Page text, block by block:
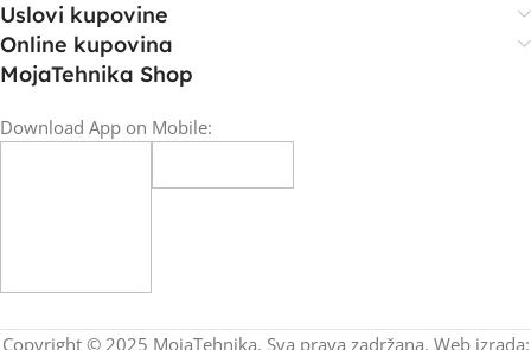
Uslovi kupovine
Online kupovina
MojaTehnika Shop
Download App on Mobile:
Copyright © 2025 MojaTehnika. Sva prava zadržana. Web izrada: